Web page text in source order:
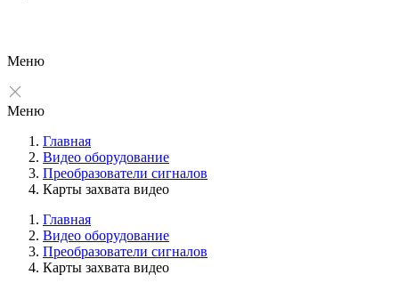
Меню
Меню
Главная
Видео оборудование
Преобразователи сигналов
Карты захвата видео
Фильтры
Очистить
Главная
Видео оборудование
Преобразователи сигналов
Карты захвата видео